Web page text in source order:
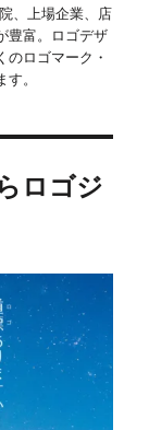
、上場企業、店
豊富。ロゴデザ
のロゴマーク・
。
ロゴジ